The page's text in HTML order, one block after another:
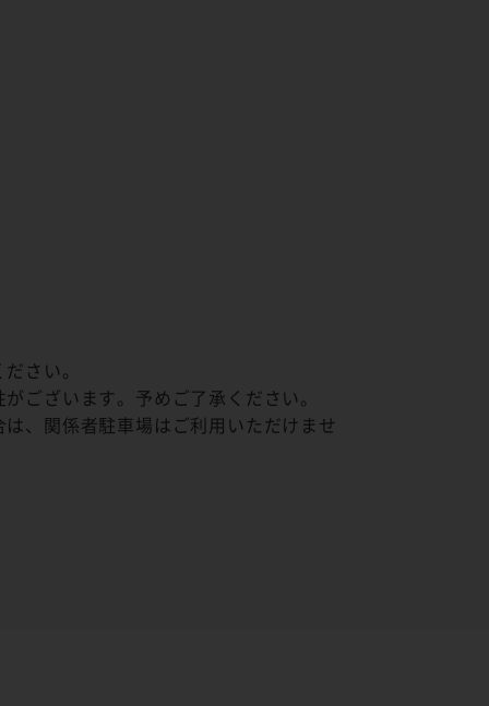
さい。
ざいます。予めご了承ください。
、関係者駐車場はご利用いただけませ